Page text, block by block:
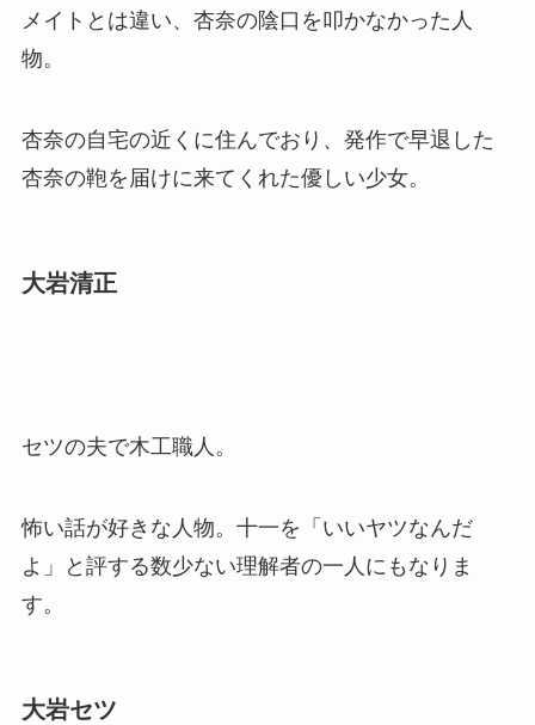
メイトとは違い、杏奈の陰口を叩かなかった人
物。
杏奈の自宅の近くに住んでおり、発作で早退した
杏奈の鞄を届けに来てくれた優しい少女。
大岩清正
セツの夫で木工職人。
怖い話が好きな人物。十一を「いいヤツなんだ
よ」と評する数少ない理解者の一人にもなりま
す。
大岩セツ